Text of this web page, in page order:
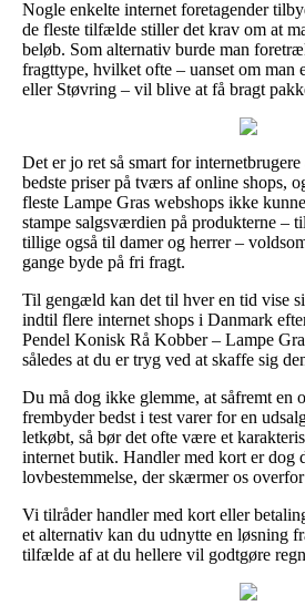
Nogle enkelte internet foretagender
de fleste tilfælde stiller det krav om at
beløb. Som alternativ burde man
fragttype, hvilket ofte – uanset om man
eller Støvring – vil blive at få bragt
Det er jo ret så smart for
bedste priser på tværs af online shops,
fleste Lampe Gras webshops ikke
stampe salgsværdien på produkterne –
tillige også til damer og herrer –
gange byde på fri fragt.
Til gengæld kan det til hver en tid vise
indtil flere internet shops i Danmark
Pendel Konisk Rå Kobber – Lampe
således at du er tryg ved at skaffe sig
Du må dog ikke glemme, at såfremt en
frembyder bedst i test varer for en
letkøbt, så bør det ofte være et
internet butik. Handler med kort er dog
lovbestemmelse, der skærmer os
Vi tilråder handler med kort eller
et alternativ kan du udnytte en løsning
tilfælde af at du hellere vil godtgøre